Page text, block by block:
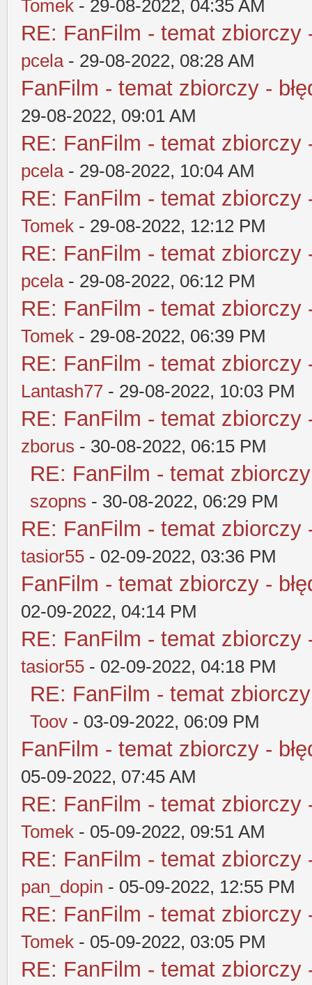
Tomek - 29-08-2022, 04:35 AM
RE: FanFilm - temat zbiorczy
pcela- 29-08-2022, 08:28 AM
FanFilm - temat zbiorczy -
29-08-2022, 09:01 AM
RE: FanFilm - temat zbiorczy
pcela- 29-08-2022, 10:04 AM
RE: FanFilm - temat zbiorczy
Tomek - 29-08-2022, 12:12 PM
RE: FanFilm - temat zbiorczy
pcela- 29-08-2022, 06:12 PM
RE: FanFilm - temat zbiorczy
Tomek - 29-08-2022, 06:39 PM
RE: FanFilm - temat zbiorczy
Lantash77 - 29-08-2022, 10:03 PM
RE: FanFilm - temat zbiorczy
zborus - 30-08-2022, 06:15 PM
RE: FanFilm - temat
szopns - 30-08-2022, 06:29 PM
RE: FanFilm - temat zbiorczy
tasior55 - 02-09-2022, 03:36 PM
FanFilm - temat zbiorczy -
02-09-2022, 04:14 PM
RE: FanFilm - temat zbiorczy
tasior55 - 02-09-2022, 04:18 PM
RE: FanFilm - temat
Toov - 03-09-2022, 06:09 PM
FanFilm - temat zbiorczy -
05-09-2022, 07:45 AM
RE: FanFilm - temat zbiorczy
Tomek - 05-09-2022, 09:51 AM
RE: FanFilm - temat zbiorczy
pan_dopin - 05-09-2022, 12:55 PM
RE: FanFilm - temat zbiorczy
Tomek - 05-09-2022, 03:05 PM
RE: FanFilm - temat zbiorczy